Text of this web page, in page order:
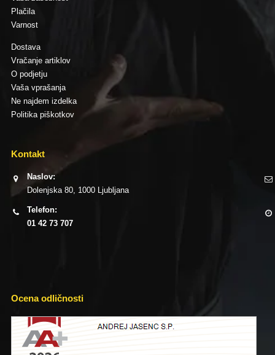
Plačila
Varnost
Dostava
Vračanje artiklov
O podjetju
Vaša vprašanja
Ne najdem izdelka
Politika piškotkov
Kontakt
Naslov:
Dolenjska 80, 1000 Ljubljana
Telefon:
01 42 73 707
Ocena odličnosti